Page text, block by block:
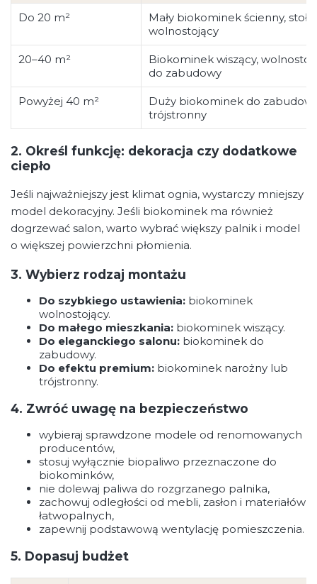
Do 20 m²
Mały biokominek ścienny,
wolnostojący
20–40 m²
Biokominek wiszący,
do zabudowy
Powyżej 40 m²
Duży biokominek do
trójstronny
2. Określ funkcję: dekoracja czy dodatkowe
ciepło
Jeśli najważniejszy jest klimat ognia, wystarczy mniejszy
model dekoracyjny. Jeśli biokominek ma również
dogrzewać salon, warto wybrać większy palnik i model
o większej powierzchni płomienia.
3. Wybierz rodzaj montażu
Do szybkiego ustawienia: biokominek
wolnostojący.
Do małego mieszkania: biokominek wiszący.
Do eleganckiego salonu: biokominek do
zabudowy.
Do efektu premium: biokominek narożny lub
trójstronny.
4. Zwróć uwagę na bezpieczeństwo
wybieraj sprawdzone modele od renomowanych
producentów,
stosuj wyłącznie biopaliwo przeznaczone do
biokominków,
nie dolewaj paliwa do rozgrzanego palnika,
zachowuj odległości od mebli, zasłon i materiałów
łatwopalnych,
zapewnij podstawową wentylację pomieszczenia.
5. Dopasuj budżet